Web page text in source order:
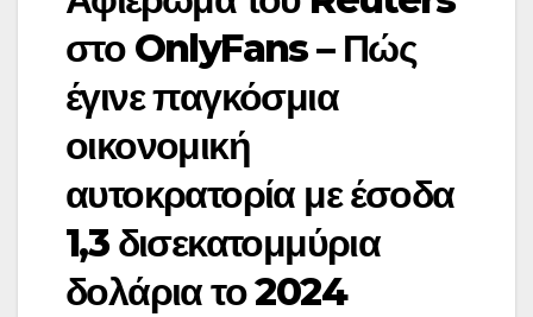
στο OnlyFans – Πώς
έγινε παγκόσμια
οικονομική
αυτοκρατορία με έσοδα
1,3 δισεκατομμύρια
δολάρια το 2024